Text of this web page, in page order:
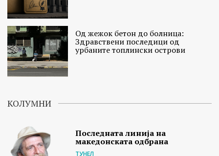
Од жежок бетон до болница:
Здравствени последици од
урбаните топлински острови
КОЛУМНИ
Последната линија на
македонската одбрана
ТУНЕЛ